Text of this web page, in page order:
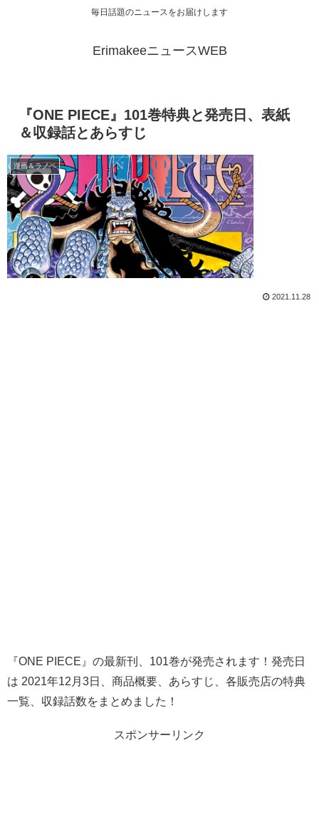
毎日話題のニュースをお届けします
ErimakeeニュースWEB
『ONE PIECE』101巻特典と発売日、表紙
＆収録話とあらすじ
漫画＆ラノベ
2021.11.28
『ONE PIECE』の最新刊、101巻が発売されます！発売日
は 2021年12月3日、商品概要、あらすじ、各販売店の特典
一覧、収録話数をまとめました！
スポンサーリンク